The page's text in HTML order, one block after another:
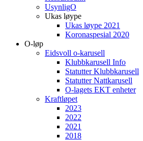
UsynligO
Ukas løype
Ukas løype 2021
Koronaspesial 2020
O-løp
Eidsvoll o-karusell
Klubbkarusell Info
Statutter Klubbkarusell
Statutter Nattkarusell
O-lagets EKT enheter
Kraftløpet
2023
2022
2021
2018